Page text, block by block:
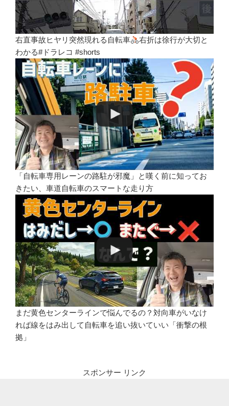
右直事故ヒヤリ突然現れる自転車
右折は徐行が大切と
わかる#ドラレコ #shorts
「自転車専用レーンの路駐が邪魔」と嘆く前に知ってお
きたい、車道自転車のスマートな走り方
まだ黄色センターラインで悩んでるの？対向車がいなけ
れば線をはみ出して自転車を追い抜いていい「衝撃の根
拠」
スポンサー リンク